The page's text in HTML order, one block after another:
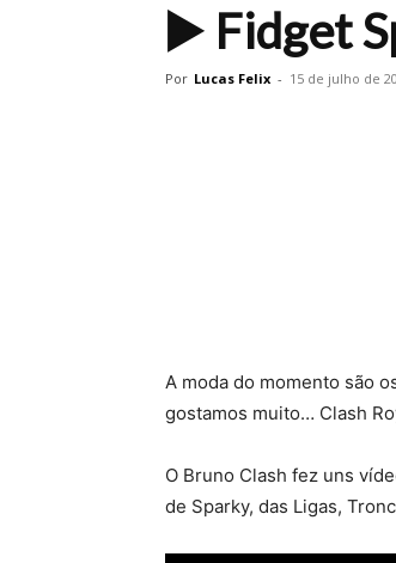
▶️ Fidget
Por Lucas Felix - 15 de julho de
A moda do momento são
gostamos muito… Clash
O Bruno Clash fez uns
de Sparky, das Ligas,